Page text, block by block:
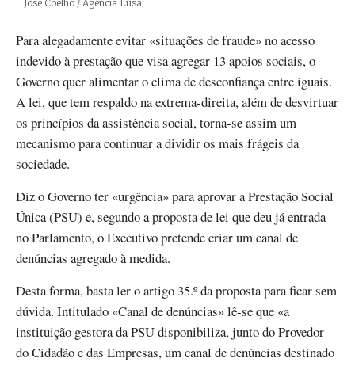
Créditos
José Coelho / Agência Lusa
Para alegadamente evitar «situações de fraude» no acesso
indevido à prestação que visa agregar 13 apoios sociais, o
Governo quer alimentar o clima de desconfiança entre iguais.
A lei, que tem respaldo na extrema-direita, além de desvirtuar
os princípios da assistência social, torna-se assim um
mecanismo para continuar a dividir os mais frágeis da
sociedade.
Diz o Governo ter «urgência» para aprovar a Prestação Social
Única (PSU) e, segundo a proposta de lei que deu já entrada
no Parlamento, o Executivo pretende criar um canal de
denúncias agregado à medida.
Desta forma, basta ler o artigo 35.º da proposta para ficar sem
dúvida. Intitulado «Canal de denúncias» lê-se que «a
instituição gestora da PSU disponibiliza, junto do Provedor
do Cidadão e das Empresas, um canal de denúncias destinado